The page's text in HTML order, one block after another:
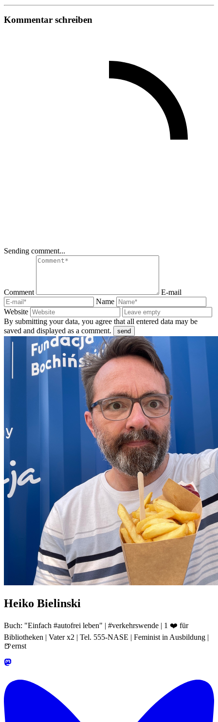
Kommentar schreiben
Sending comment...
Comment
E-mail
Name
Website
By submitting your data, you agree that all entered data may be
saved and displayed as a comment.
Heiko Bielinski
Buch: "Einfach #autofrei leben" | #verkehrswende | 1 ❤️ für
Bibliotheken | Vater x2 | Tel. 555-NASE | Feminist in Ausbildung |
🍺ernst